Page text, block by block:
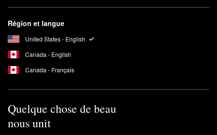
Région et langue
United States - English
Canada - English
Canada - Français
Quelque chose de beau
nous unit